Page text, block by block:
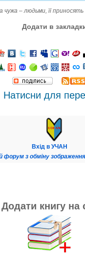
– людьми, її
Додати в
Вхід в УЧАН
форум з обміну
Додати книгу на